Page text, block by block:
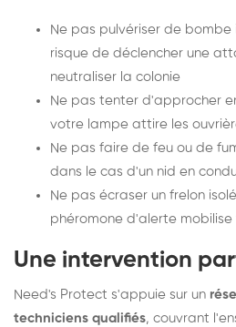
Ne pas pulvériser de bombe
risque de déclencher une
neutraliser la colonie
Ne pas tenter d'approcher
votre lampe attire les
Ne pas faire de feu ou de
dans le cas d'un nid en
Ne pas écraser un frelon
phéromone d'alerte
Une intervention
Need's Protect s'appuie sur un
techniciens qualifiés, couvrant